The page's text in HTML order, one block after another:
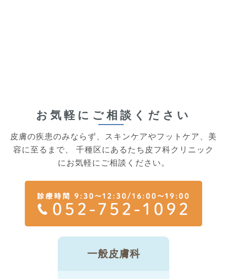
お気軽にご相談ください
皮膚の疾患のみならず、スキンケアやフットケア、美
容に至るまで、 千種区にあるたち皮フ科クリニック
にお気軽にご相談ください。
一般皮膚科